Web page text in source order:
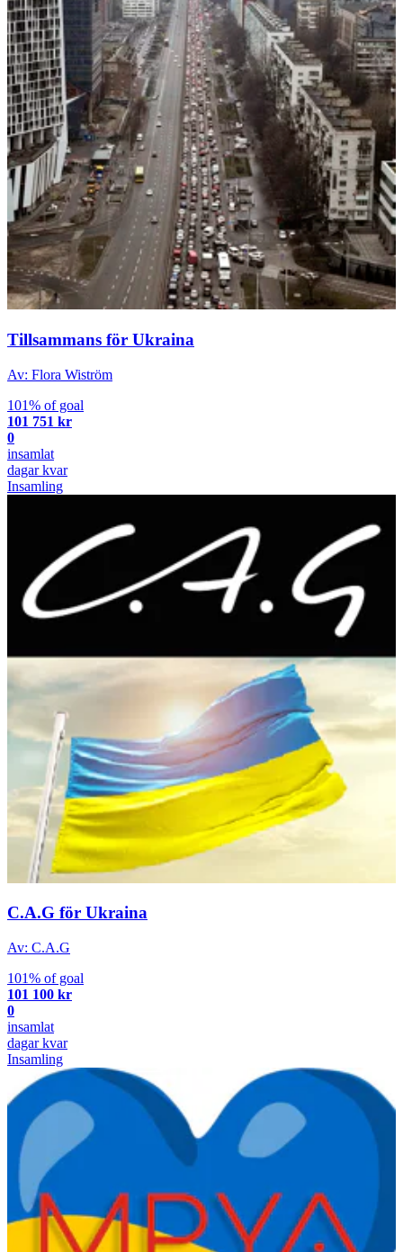
Tillsammans för Ukraina
Av: Flora Wiström
101% of goal
101 751 kr
0
insamlat
dagar kvar
Insamling
C.A.G för Ukraina
Av: C.A.G
101% of goal
101 100 kr
0
insamlat
dagar kvar
Insamling